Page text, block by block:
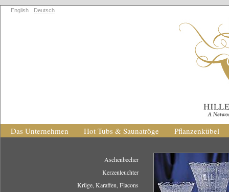
English Deutsch
Das Unternehmen Hot-Tubs & Saunatröge Pflanzenkübel
Aschenbecher
Kerzenleuchter
Krüge, Karaffen, Flacons